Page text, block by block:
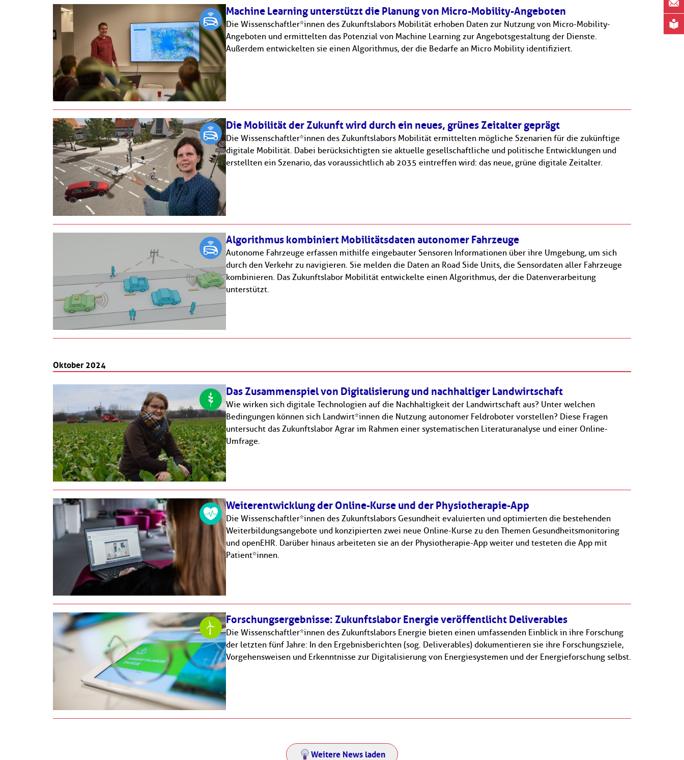
Machine Learning unterstützt die Planung von Micro-Mobility-Angeboten
Die Wissenschaftler*innen des Zukunftslabors Mobilität erhoben Daten zur Nutzung von Micro-Mobility-
Angeboten und ermittelten das Potenzial von Machine Learning zur Angebotsgestaltung der Dienste.
Außerdem entwickelten sie einen Algorithmus, der die Bedarfe an Micro Mobility identifiziert.
Die Mobilität der Zukunft wird durch ein neues, grünes Zeitalter geprägt
Die Wissenschaftler*innen des Zukunftslabors Mobilität ermittelten mögliche Szenarien für die zukünftige
digitale Mobilität. Dabei berücksichtigten sie aktuelle gesellschaftliche und politische Entwicklungen und
erstellten ein Szenario, das voraussichtlich ab 2035 eintreffen wird: das neue, grüne digitale Zeitalter.
Algorithmus kombiniert Mobilitätsdaten autonomer Fahrzeuge
Autonome Fahrzeuge erfassen mithilfe eingebauter Sensoren Informationen über ihre Umgebung, um sich
durch den Verkehr zu navigieren. Sie melden die Daten an Road Side Units, die Sensordaten aller Fahrzeuge
kombinieren. Das Zukunftslabor Mobilität entwickelte einen Algorithmus, der die Datenverarbeitung
unterstützt.
Oktober 2024
Das Zusammenspiel von Digitalisierung und nachhaltiger Landwirtschaft
Wie wirken sich digitale Technologien auf die Nachhaltigkeit der Landwirtschaft aus? Unter welchen
Bedingungen können sich Landwirt*innen die Nutzung autonomer Feldroboter vorstellen? Diese Fragen
untersucht das Zukunftslabor Agrar im Rahmen einer systematischen Literaturanalyse und einer Online-
Umfrage.
Weiterentwicklung der Online-Kurse und der Physiotherapie-App
Die Wissenschaftler*innen des Zukunftslabors Gesundheit evaluierten und optimierten die bestehenden
Weiterbildungsangebote und konzipierten zwei neue Online-Kurse zu den Themen Gesundheitsmonitoring
und openEHR. Darüber hinaus arbeiteten sie an der Physiotherapie-App weiter und testeten die App mit
Patient*innen.
Forschungsergebnisse: Zukunftslabor Energie veröffentlicht Deliverables
Die Wissenschaftler*innen des Zukunftslabors Energie bieten einen umfassenden Einblick in ihre Forschung
der letzten fünf Jahre: In den Ergebnisberichten (sog. Deliverables) dokumentieren sie ihre Forschungsziele,
Vorgehensweisen und Erkenntnisse zur Digitalisierung von Energiesystemen und der Energieforschung selbst.
Weitere News laden
Bitte beachten Sie unsereDatenschutzhinweise, die Sie
umfassend über unsere Datenverarbeitung und Ihre
Datenschutzrechte informieren.*
* Pflichtfelder Abonnieren